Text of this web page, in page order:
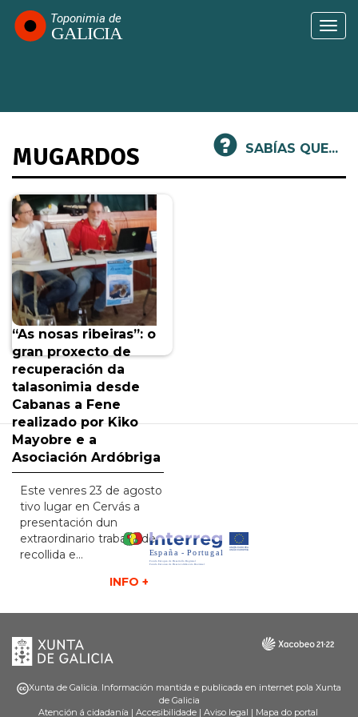
contido
SABÍAS QUE...
MUGARDOS
“As nosas ribeiras”: o
gran proxecto de
recuperación da
talasonimia desde
Cabanas a Fene
realizado por Kiko
Mayobre e a
Asociación Ardóbriga
Este venres 23 de agosto
tivo lugar en Cervás a
presentación dun
extraordinario traballo de
recollida e…
INFO +
Xunta
de
Galicia
Galicia
Xunta de Galicia. Información mantida e publicada en internet pola Xunta
de Galicia
Atención á cidadanía | Accesibilidade | Aviso legal | Mapa do portal